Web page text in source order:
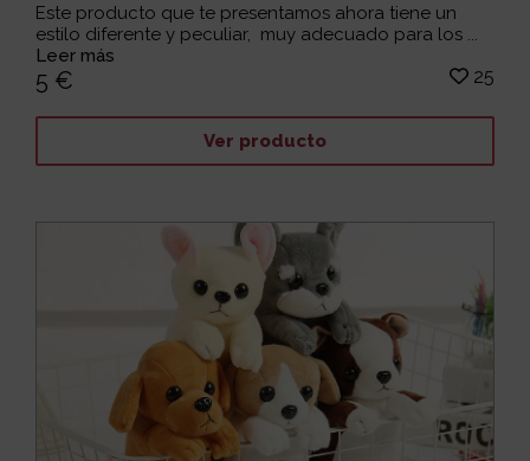
Este producto que te presentamos ahora tiene un
estilo diferente y peculiar, muy adecuado para los ...
Leer más
5 € 25
Ver producto